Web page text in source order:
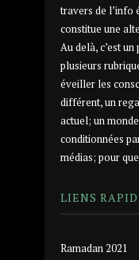
travers de l’info
constitue une
Au delà, c’est
plusieurs
éveiller les
différent, un
actuel; un
conditionnées
médias; pour
LIENS
Ramadan 2021